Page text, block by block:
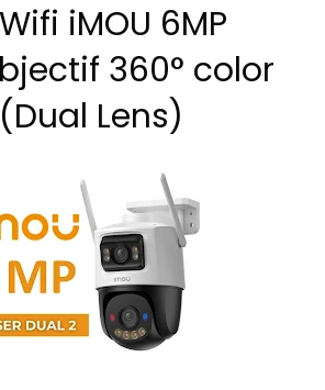
iMOU 6MP
360° color
Lens)